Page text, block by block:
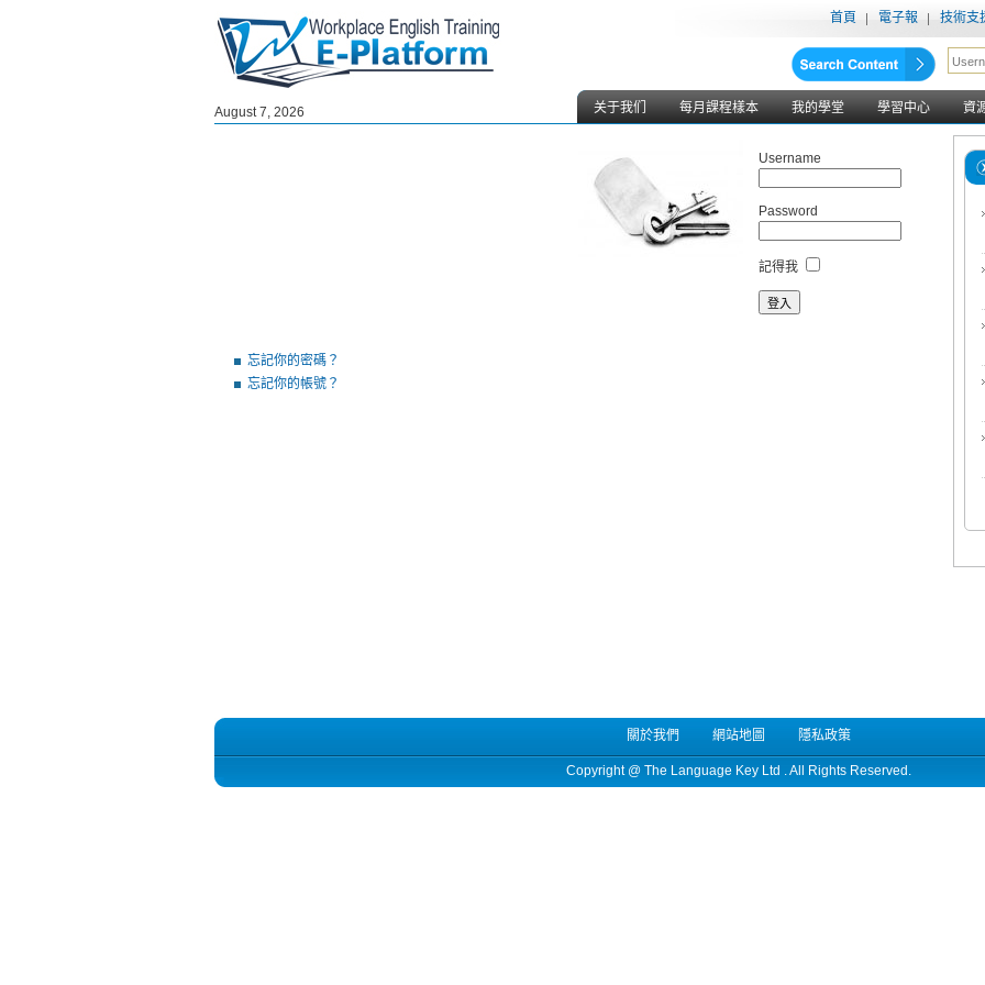
August 7, 2026
首頁 電子報 技術支
关于我们
每月課程樣本 我的學堂 學習中心 資
Username
Password
記得我
忘記你的密碼？
忘記你的帳號？
關於我們 網站地圖 隱私政策
Copyright @ The Language Key Ltd . All Rights Reserved.